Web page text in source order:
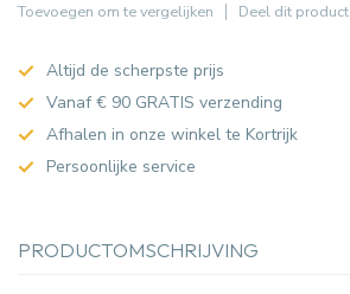
Toevoegen om te vergelijken Deel dit product
Altijd de scherpste prijs
Vanaf € 90 GRATIS verzending
Afhalen in onze winkel te Kortrijk
Persoonlijke service
PRODUCTOMSCHRIJVING